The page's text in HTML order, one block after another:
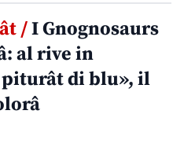
/I Gnognosaurs
al rive in
di blu», il